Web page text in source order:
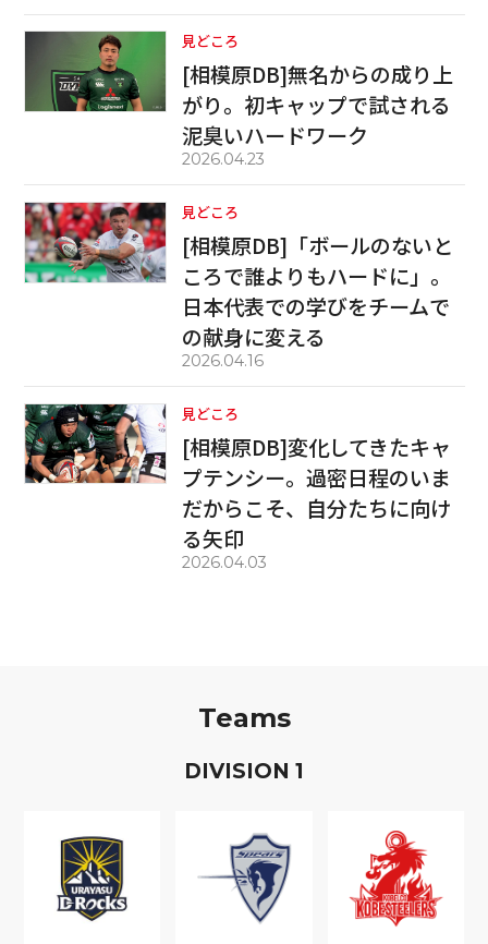
見どころ
[相模原DB]無名からの成り上
がり。初キャップで試される
泥臭いハードワーク
2026.04.23
見どころ
[相模原DB]「ボールのないと
ころで誰よりもハードに」。
日本代表での学びをチームで
の献身に変える
2026.04.16
見どころ
[相模原DB]変化してきたキャ
プテンシー。過密日程のいま
だからこそ、自分たちに向け
る矢印
2026.04.03
Teams
DIVISION 1